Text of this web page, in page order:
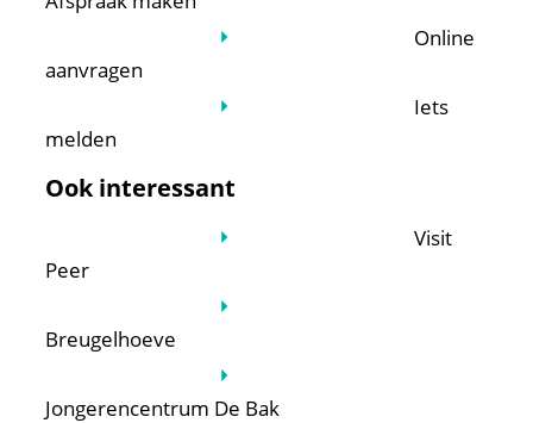
Online
aanvragen
Iets
melden
Ook interessant
Visit
Peer
Breugelhoeve
Jongerencentrum De Bak